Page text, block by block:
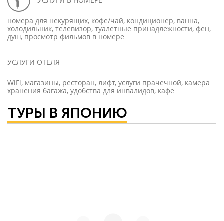
номера для некурящих, кофе/чай, кондиционер, ванна,
холодильник, телевизор, туалетные принадлежности, фен,
душ, просмотр фильмов в номере
УСЛУГИ ОТЕЛЯ
WiFi, магазины, ресторан, лифт, услуги прачечной, камера
хранения багажа, удобства для инвалидов, кафе
ТУРЫ В ЯПОНИЮ